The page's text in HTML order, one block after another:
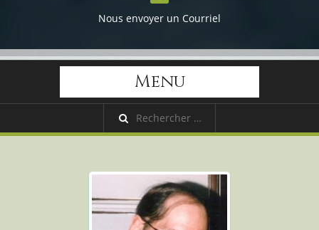
Nous envoyer un Courriel
Menu